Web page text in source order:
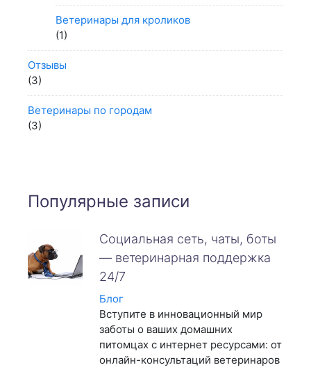
Ветеринары для кроликов
(1)
Отзывы
(3)
Ветеринары по городам
(3)
Популярные записи
Социальная сеть, чаты, боты
— ветеринарная поддержка
24/7
Блог
Вступите в инновационный мир
заботы о ваших домашних
питомцах с интернет ресурсами: от
онлайн-консультаций ветеринаров